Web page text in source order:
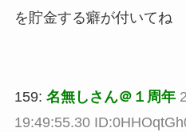
を貯金する癖が付いてね
159: 名無しさん＠１周年
19:49:55.30